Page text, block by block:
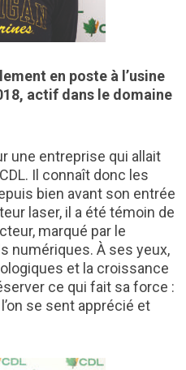
en poste à l’usine
actif dans le domaine
une entreprise qui allait
Il connaît donc les
bien avant son entrée
laser, il a été témoin de
marqué par le
numériques. À ses yeux,
et la croissance
ce qui fait sa force :
se sent apprécié et